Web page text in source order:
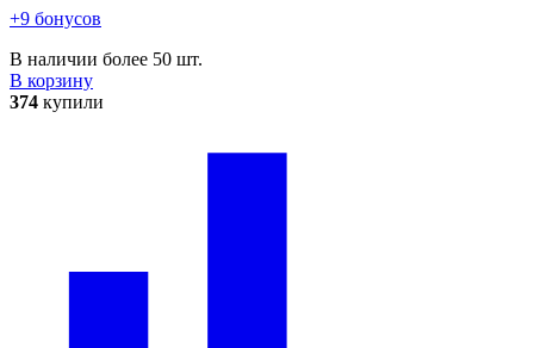
+9 бонусов
В наличии более 50 шт.
В корзину
374 купили